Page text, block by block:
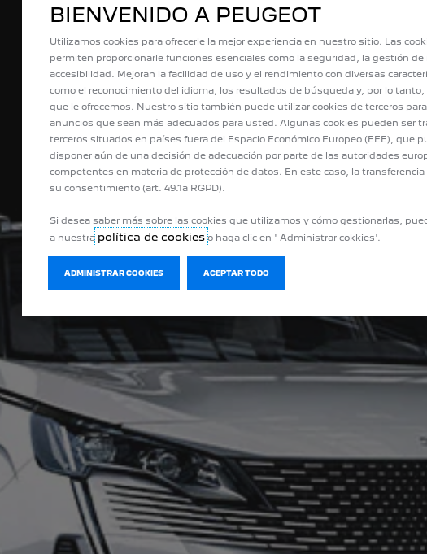
BIENVENIDO A PEUGEOT
Utilizamos cookies para ofrecerle la mejor experiencia en nuestro sitio. Las
permiten proporcionarle funciones esenciales como la seguridad, la gestión de
accesibilidad. Mejoran la facilidad de uso y el rendimiento con diversas
como el reconocimiento del idioma, los resultados de búsqueda y, por lo tanto,
que le ofrecemos. Nuestro sitio también puede utilizar cookies de terceros
anuncios que sean más adecuados para usted. Algunas cookies pueden ser
terceros situados en países fuera del Espacio Económico Europeo (EEE), que
disponer aún de una decisión de adecuación por parte de las autoridades
competentes en materia de protección de datos. En este caso, la transferencia
su consentimiento (art. 49.1a RGPD).
Si desea saber más sobre las cookies que utilizamos y cómo gestionarlas,
a nuestra política de cookies o haga clic en ' Administrar cokkies'.
ADMINISTRAR COOKIES ACEPTAR TODO